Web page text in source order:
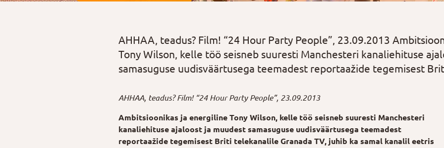
AHHAA, teadus? Film! “24 Hour Party People”, 23.09.2013
Tony Wilson, kelle töö seisneb suuresti Manchesteri kanaliehituse
samasuguse uudisväärtusega teemadest reportaažide tegemisest
AHHAA, teadus? Film! “24 Hour Party People”, 23.09.2013
Ambitsioonikas ja energiline Tony Wilson, kelle töö seisneb suuresti Manchesteri
kanaliehituse ajaloost ja muudest samasuguse uudisväärtusega teemadest
reportaažide tegemisest Briti telekanalile Granada TV, juhib ka samal kanalil eetris